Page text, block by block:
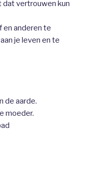
dat vertrouwen kun
en anderen te
je leven en te
de aarde.
moeder.